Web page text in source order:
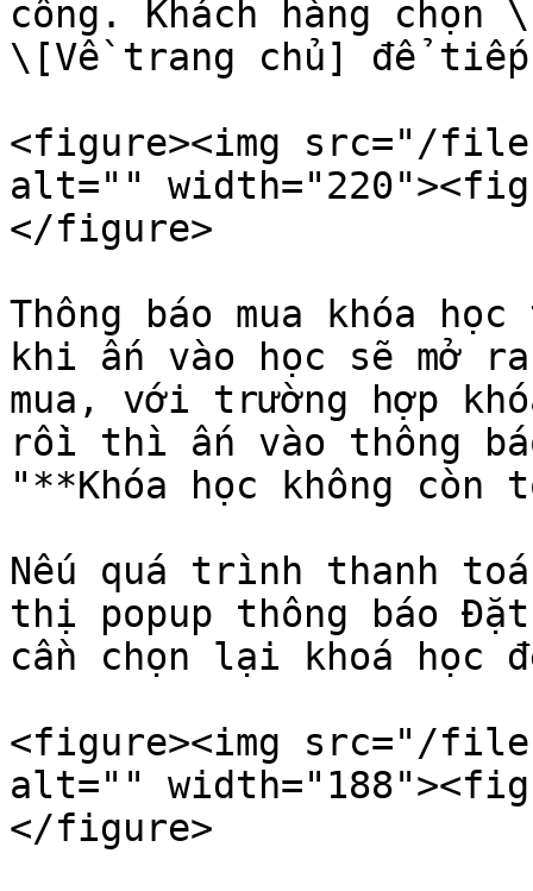
công. Khách hàng
\[Về trang chủ] để tiếp
<figure><img src="/
alt=""
</figure>
Thông báo mua khóa
khi ấn vào học sẽ mở
mua, với trường hợp
rồi thì ấn vào thông
"**Khóa học không
Nếu quá trình thanh
thị popup thông báo
cần chọn lại khoá học
<figure><img src="/
alt=""
</figure>